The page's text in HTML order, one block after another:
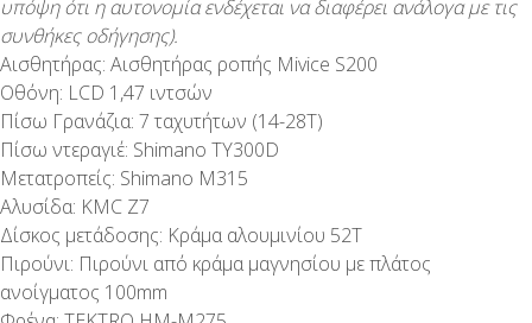
υπόψη ότι η αυτονομία ενδέχεται να διαφέρει ανάλογα με τις
συνθήκες οδήγησης).
Αισθητήρας: Αισθητήρας ροπής Mivice S200
Οθόνη: LCD 1,47 ιντσών
Πίσω Γρανάζια: 7 ταχυτήτων (14-28T)
Πίσω ντεραγιέ: Shimano TY300D
Μετατροπείς: Shimano M315
Αλυσίδα: KMC Z7
Δίσκος μετάδοσης: Κράμα αλουμινίου 52Τ
Πιρούνι: Πιρούνι από κράμα μαγνησίου με πλάτος
ανοίγματος 100mm